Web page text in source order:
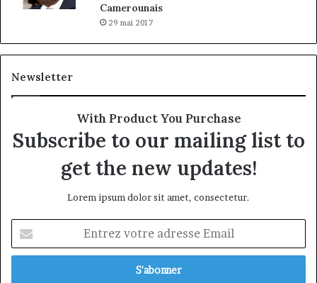
Camerounais
29 mai 2017
Newsletter
With Product You Purchase
Subscribe to our mailing list to
get the new updates!
Lorem ipsum dolor sit amet, consectetur.
votre
adresse